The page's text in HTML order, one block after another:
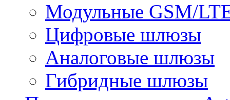
Модульные GSM/
Цифровые шлюзы
Аналоговые шлюзы
Гибридные шлюзы